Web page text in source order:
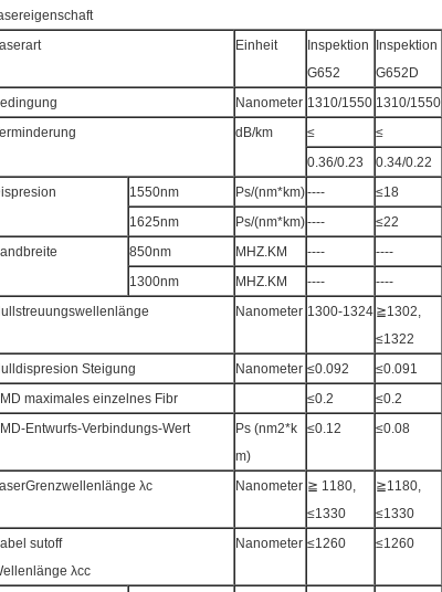
Einheit
Inspektion
G652
Inspektion
G652D
Nanometer 1310/1550 1310/1550
dB/km ≤ ≤
0.36/0.23 0.34/0.22
1550nm Ps/(nm*km)---- ≤18
1625nm Ps/(nm*km)---- ≤22
850nm MHZ.KM ---- ----
1300nm MHZ.KM ---- ----
Nanometer 1300-1324 ≧1302,
≤1322
Steigung Nanometer ≤0.092 ≤0.091
maximales einzelnes Fibr ≤0.2 ≤0.2
Entwurfs-Verbindungs-Wert
Ps (nm2*k
m)
≤0.12 ≤0.08
λc Nanometer ≧ 1180,
≤1330
≧1180,
≤1330
sutoff
λcc
Nanometer ≤1260 ≤1260